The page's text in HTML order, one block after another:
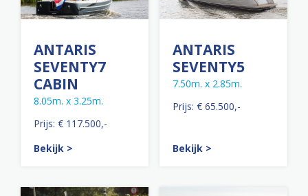
ANTARIS
SEVENTY7
CABIN
8.05m. x 3.25m.
Prijs: € 117.500,-
Bekijk >
ANTARIS
SEVENTY5
7.50m. x 2.85m.
Prijs: € 65.500,-
Bekijk >